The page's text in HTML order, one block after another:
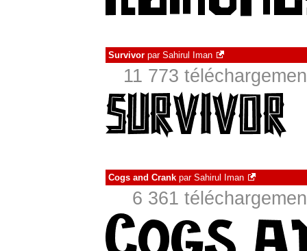
Survivor par Sahirul Iman
11 773
Cogs and Crank par Sahirul Iman
6 361